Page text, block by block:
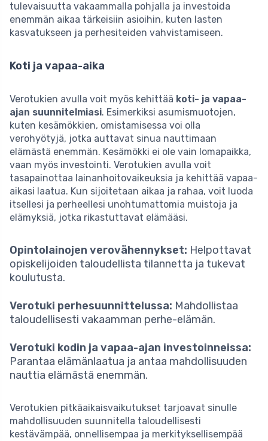
tulevaisuutta vakaammalla pohjalla ja investoida
enemmän aikaa tärkeisiin asioihin, kuten lasten
kasvatukseen ja perhesiteiden vahvistamiseen.
Koti ja vapaa-aika
Verotukien avulla voit myös kehittää koti- ja vapaa-
ajan suunnitelmiasi. Esimerkiksi asumismuotojen,
kuten kesämökkien, omistamisessa voi olla
verohyötyjä, jotka auttavat sinua nauttimaan
elämästä enemmän. Kesämökki ei ole vain lomapaikka,
vaan myös investointi. Verotukien avulla voit
tasapainottaa lainanhoitovaikeuksia ja kehittää vapaa-
aikasi laatua. Kun sijoitetaan aikaa ja rahaa, voit luoda
itsellesi ja perheellesi unohtumattomia muistoja ja
elämyksiä, jotka rikastuttavat elämääsi.
Opintolainojen verovähennykset: Helpottavat
opiskelijoiden taloudellista tilannetta ja tukevat
koulutusta.
Verotuki perhesuunnittelussa: Mahdollistaa
taloudellisesti vakaamman perhe-elämän.
Verotuki kodin ja vapaa-ajan investoinneissa:
Parantaa elämänlaatua ja antaa mahdollisuuden
nauttia elämästä enemmän.
Verotukien pitkäaikaisvaikutukset tarjoavat sinulle
mahdollisuuden suunnitella taloudellisesti
kestävämpää, onnellisempaa ja merkityksellisempää